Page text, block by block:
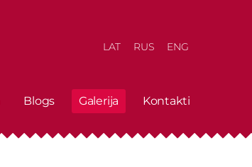
Blogs Galerija Kontakti
LAT RUS ENG